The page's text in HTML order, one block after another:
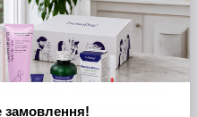
консультація лікаря.
після кожного
того ж флакона декількома
Рекомендується ретельно
засобу. Не застосовувати
та при пошкодженні